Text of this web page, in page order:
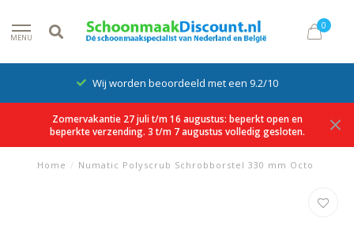
MENU
0
Wij worden beoordeeld met een 9.2/10
Zomervakantie 27 juli t/m 16 augustus: beperkt open en
beperkte verzending. 3 t/m 7 augustus volledig gesloten.
Home / Numatic Polyscrub Schrobborstel 330 mm Octo